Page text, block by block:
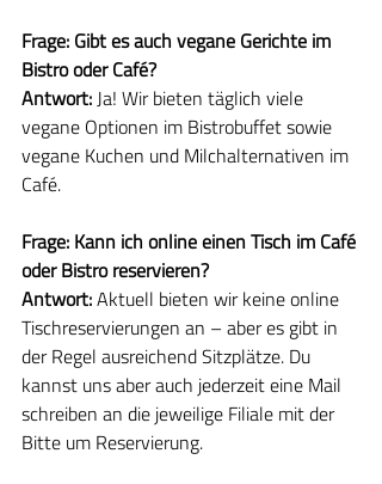
Frage: Gibt es auch vegane Gerichte im
Bistro oder Café?
Antwort: Ja! Wir bieten täglich viele
vegane Optionen im Bistrobuffet sowie
vegane Kuchen und Milchalternativen im
Café.
Frage: Kann ich online einen Tisch im Café
oder Bistro reservieren?
Antwort: Aktuell bieten wir keine online
Tischreservierungen an – aber es gibt in
der Regel ausreichend Sitzplätze. Du
kannst uns aber auch jederzeit eine Mail
schreiben an die jeweilige Filiale mit der
Bitte um Reservierung.